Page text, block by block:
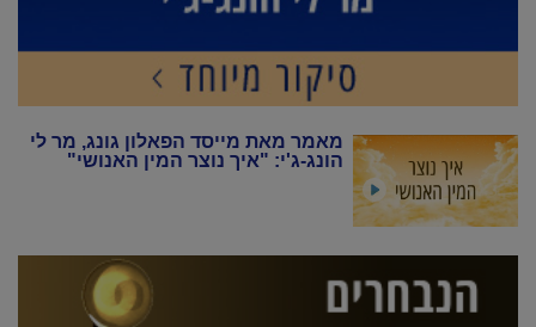
מאמר מאת מייסד הפאלון גונג, מר לי
הונג-ג'י: "איך נוצר המין האנושי"